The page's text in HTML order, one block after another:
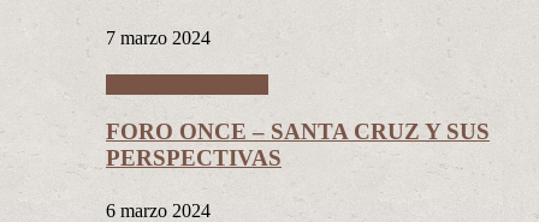
7 marzo 2024
FORO ONCE – SANTA CRUZ Y SUS
PERSPECTIVAS
6 marzo 2024